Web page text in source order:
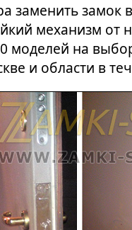
заменить
механизм от
моделей на
и области в